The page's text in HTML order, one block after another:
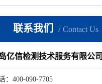
联系我们 Contact Us
亿信检测技术服务有限公司
：400-090-7705